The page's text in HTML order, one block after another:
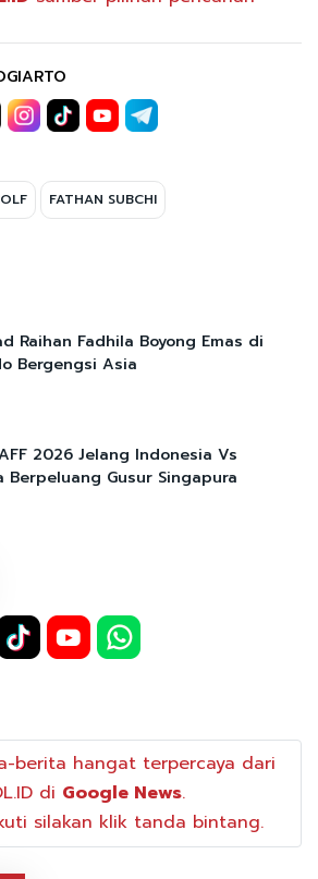
FATHAN SUBCHI
Raihan Fadhila Boyong Emas di
Bergengsi Asia
2026 Jelang Indonesia Vs
Berpeluang Gusur Singapura
berita hangat terpercaya dari
di Google News.
silakan klik tanda bintang.